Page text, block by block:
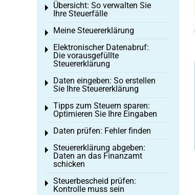
Übersicht: So verwalten Sie
Ihre Steuerfälle
Toggle menu
Meine Steuererklärung
Toggle menu
Elektronischer Datenabruf:
Die vorausgefüllte
Steuererklärung
Toggle menu
Daten eingeben: So erstellen
Sie Ihre Steuererklärung
Toggle menu
Tipps zum Steuern sparen:
Optimieren Sie Ihre Eingaben
Toggle menu
Daten prüfen: Fehler finden
Toggle menu
Steuererklärung abgeben:
Daten an das Finanzamt
schicken
Toggle menu
Steuerbescheid prüfen:
Kontrolle muss sein
Toggle menu